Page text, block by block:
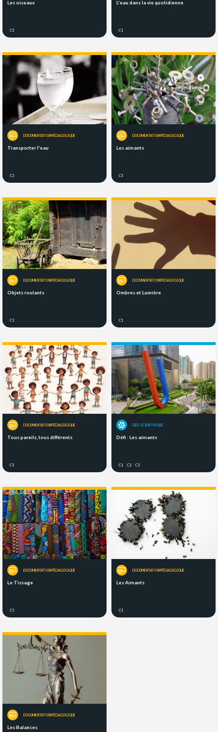
Les oiseaux
C1
L'eau dans la vie quotidienne
C1
DOCUMENTATION PÉDAGOGIQUE
Transporter l'eau
C1
DOCUMENTATION PÉDAGOGIQUE
Les aimants
C1
DOCUMENTATION PÉDAGOGIQUE
Objets roulants
C1
DOCUMENTATION PÉDAGOGIQUE
Ombres et Lumière
C1
DOCUMENTATION PÉDAGOGIQUE
Tous pareils, tous différents
C1
DÉFI SCIENTIFIQUE
Défi : Les aimants
C1 C2 C3
DOCUMENTATION PÉDAGOGIQUE
Le Tissage
C1
DOCUMENTATION PÉDAGOGIQUE
Les Aimants
C1
DOCUMENTATION PÉDAGOGIQUE
Les Balances